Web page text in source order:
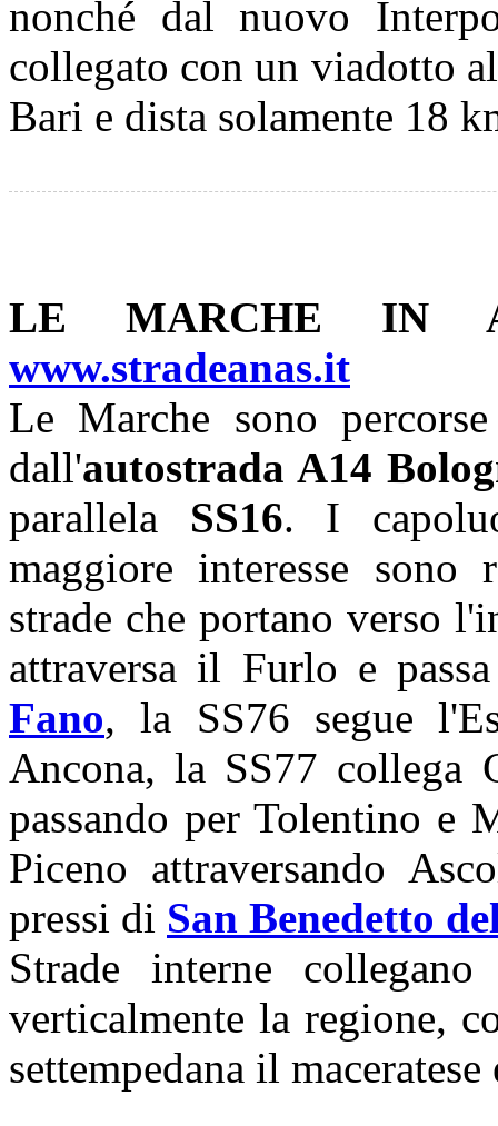
nonché dal nuovo
collegato con un viadotto
Bari e dista solamente 18
LE MARCHE IN
www.stradeanas.it
Le Marche sono
dall'autostrada A14
parallela SS16. I
maggiore interesse
strade che portano verso
attraversa il Furlo e
Fano, la SS76 segue
Ancona, la SS77
passando per Tolentino e
Piceno attraversando
pressi di San Benedetto
Strade interne
verticalmente la regione,
settempedana il